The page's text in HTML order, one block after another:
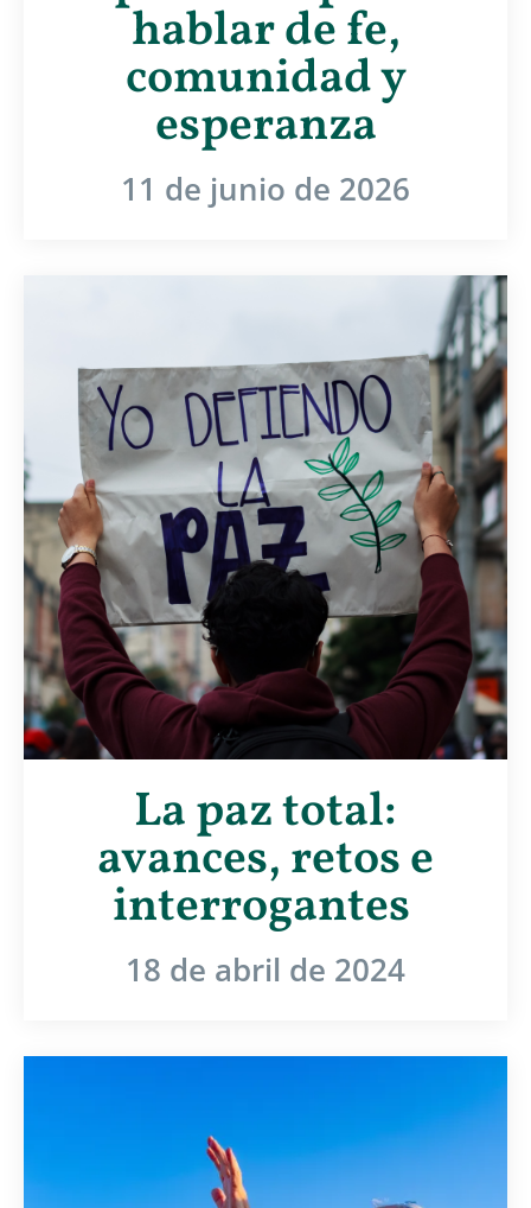
hablar de fe,
comunidad y
esperanza
11 de junio de 2026
La paz total:
avances, retos e
interrogantes
18 de abril de 2024